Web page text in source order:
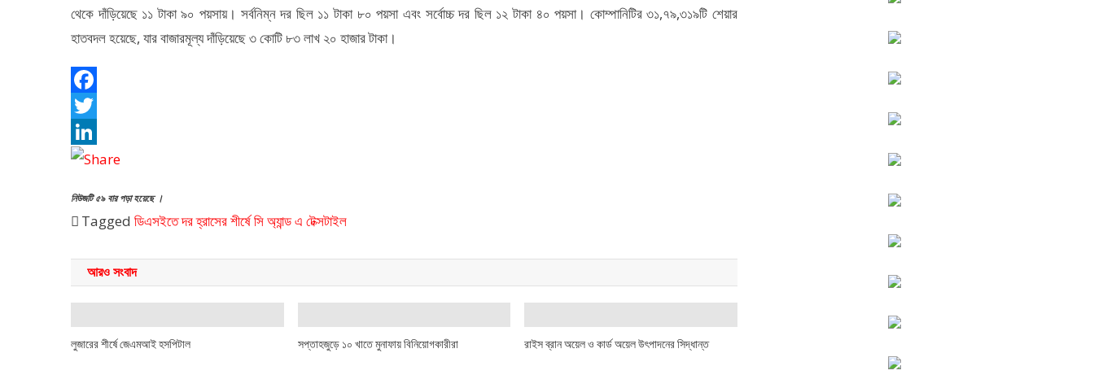
থেকে দাঁড়িয়েছে ১১ টাকা ৯০ পয়সায়। সর্বনিম্ন দর ছিল ১১ টাকা ৮০ পয়সা এবং সর্বোচ্চ দর ছিল ১২ টাকা ৪০ পয়সা। কোম্পানিটির ৩১,৭৯,৩১৯টি শেয়ার
হাতবদল হয়েছে, যার বাজারমূল্য দাঁড়িয়েছে ৩ কোটি ৮৩ লাখ ২০ হাজার টাকা।
Facebook
Twitter
LinkedIn
নিউজটি ৫৯ বার পড়া হয়েছে ।
Tagged ডিএসইতে দর হ্রাসের শীর্ষে সি অ্যান্ড এ টেক্সটাইল
আরও সংবাদ
লুজারের শীর্ষে জেএমআই হসপিটাল সপ্তাহজুড়ে ১০ খাতে মুনাফায় বিনিয়োগকারীরা রাইস ব্রান অয়েল ও কার্ড অয়েল উৎপাদনের সিদ্ধান্ত